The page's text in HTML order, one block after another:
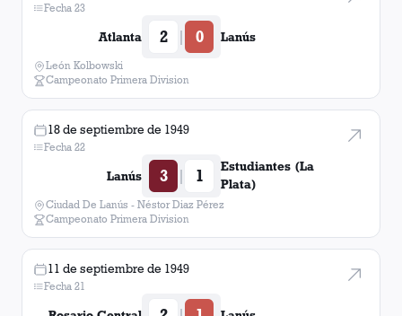
Fecha 23
Atlanta 2 | 0 Lanús
León Kolbowski
Campeonato Primera Division
18 de septiembre de 1949
Fecha 22
Lanús 3 | 1
Estudiantes (La
Plata)
Ciudad De Lanús - Néstor Diaz Pérez
Campeonato Primera Division
11 de septiembre de 1949
Fecha 21